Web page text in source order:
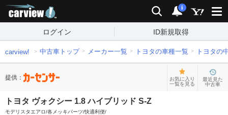
検索 通知
i
ログイン ID新規取得
carview! 中古車トップ メーカー一覧 トヨタの車種一覧 トヨタの
提供：
お気に入り
一覧を見る
最近見た
中古車
トヨタ ヴォクシー 1.8 ハイブリッド S-Z
モデリスタエアロ/各メッキパーツ/快適利便/